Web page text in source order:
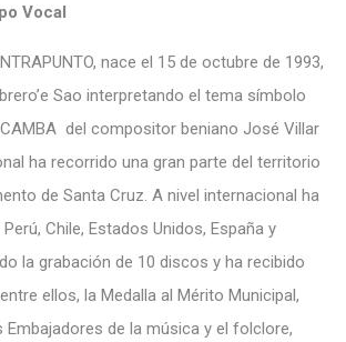
Vocal
nace el 15 de octubre de 1993,
Sao interpretando el tema símbolo
del compositor beniano José Villar
ha recorrido una gran parte del territorio
de Santa Cruz. A nivel internacional ha
Chile, Estados Unidos, España y
la grabación de 10 discos y ha recibido
ellos, la Medalla al Mérito Municipal,
de la música y el folclore,